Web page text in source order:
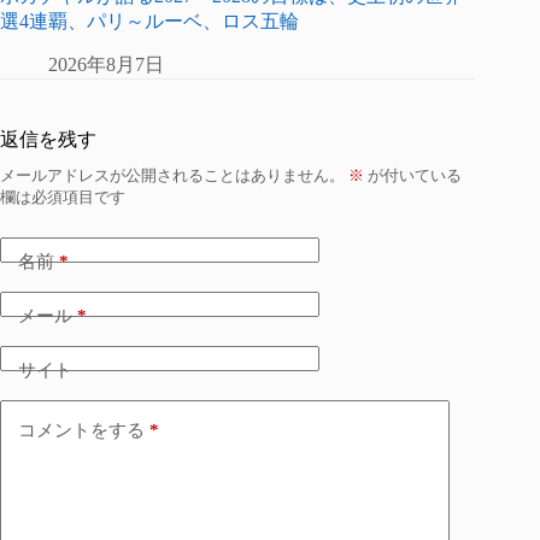
選4連覇、パリ～ルーベ、ロス五輪
2026年8月7日
返信を残す
メールアドレスが公開されることはありません。 ※ が付いている
欄は必須項目です
名前*
メール*
サイト
コメントをする *